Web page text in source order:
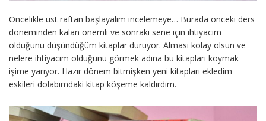
Öncelikle üst raftan başlayalım incelemeye… Burada önceki ders
döneminden kalan önemli ve sonraki sene için ihtiyacım
olduğunu düşündüğüm kitaplar duruyor. Alması kolay olsun ve
nelere ihtiyacım olduğunu görmek adına bu kitapları koymak
işime yarıyor. Hazır dönem bitmişken yeni kitapları ekledim
eskileri dolabımdaki kitap köşeme kaldırdım.